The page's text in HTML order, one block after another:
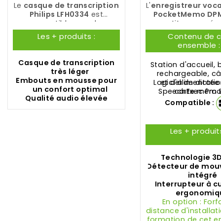
Le casque de transcription
Philips LFH0334 est
compatible
avec les
logiciels de
transcriptionPhilips
SpeechExec Pro Transcribe
etPhilips SpeechExec Basic
Transcribe.
Les + produits :
Casque de transcription
très léger
Embouts en mousse pour
un confort optimal
Qualité audio élevée
L'enregistreur
PocketMemo
constitue une
dans le
dictée. La
pointe 3D Mic
excellente qualité
DPM8000 est
interrupteur
positions
Contenu de
ensemble :
Station d'accueil,
rechargeable,
et
carte
Logiciel de dictée
SpeechExec
(valable 2
Compatible :
Les +
Technologie
Détecteur de
intégré
Interrupteur à
En option :
distance